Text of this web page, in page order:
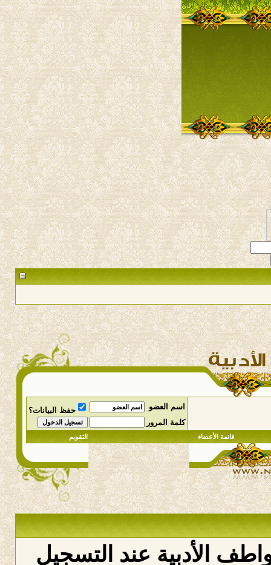
اسم العضو
حفظ البيانات؟
كلمة المرور
قائمة الأعضاء التقويم
الأدبية عند التسجيل